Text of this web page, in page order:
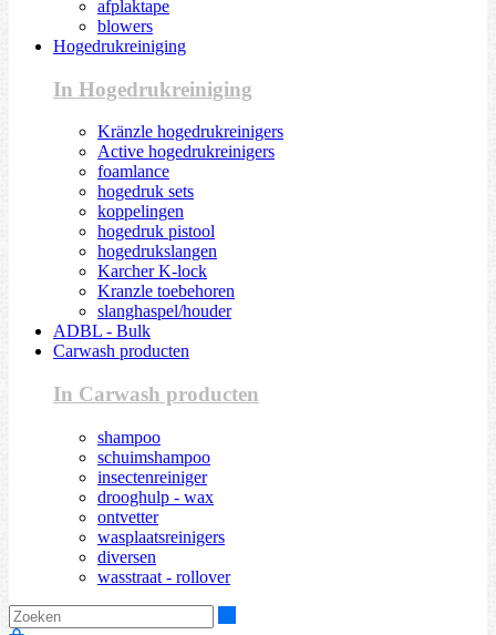
afplaktape
blowers
Hogedrukreiniging
In Hogedrukreiniging
Kränzle hogedrukreinigers
Active hogedrukreinigers
foamlance
hogedruk sets
koppelingen
hogedruk pistool
hogedrukslangen
Karcher K-lock
Kranzle toebehoren
slanghaspel/houder
ADBL - Bulk
Carwash producten
In Carwash producten
shampoo
schuimshampoo
insectenreiniger
drooghulp - wax
ontvetter
wasplaatsreinigers
diversen
wasstraat - rollover